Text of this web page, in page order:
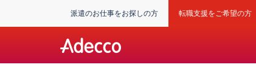
派遣のお仕事をお探しの方 転職支援をご希望の方